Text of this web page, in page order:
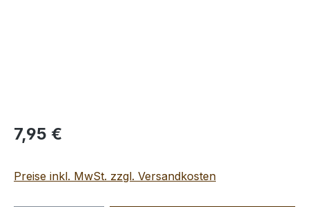
Regulärer Preis:
7,95 €
Preise inkl. MwSt. zzgl. Versandkosten